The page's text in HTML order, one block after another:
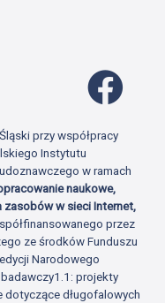
przy współpracy
Instytutu
w ramach
naukowe,
w sieci Internet,
przez
ze środków Funduszu
Narodowego
projekty
dotyczące długofalowych